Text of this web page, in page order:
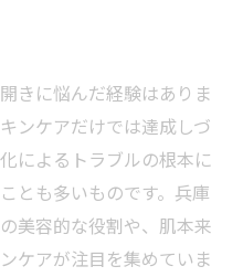
きに悩んだ経験はありま
ンケアだけでは達成しづ
によるトラブルの根本に
とも多いものです。兵庫
美容的な役割や、肌本来
ケアが注目を集めていま